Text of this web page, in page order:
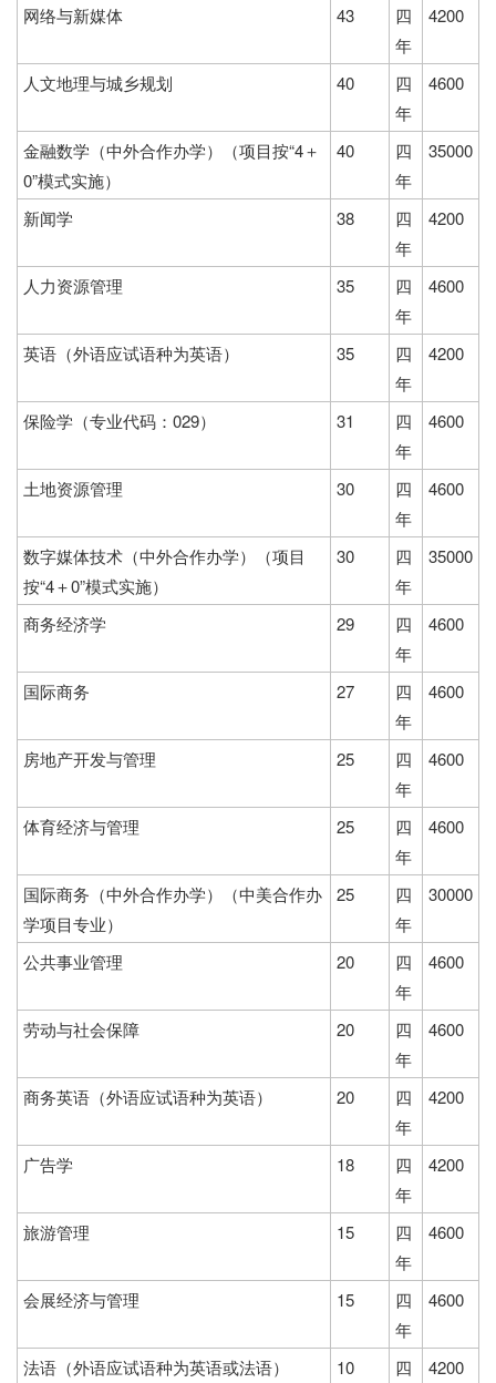
网络与新媒体 43
四
年
4200
人文地理与城乡规划 40
四
年
4600
金融数学（中外合作办学）（项目按“4＋
0”模式实施）
40
四
年
35000
新闻学 38
四
年
4200
人力资源管理 35
四
年
4600
英语（外语应试语种为英语） 35
四
年
4200
保险学（专业代码：029） 31
四
年
4600
土地资源管理 30
四
年
4600
数字媒体技术（中外合作办学）（项目
按“4＋0”模式实施）
30
四
年
35000
商务经济学 29
四
年
4600
国际商务 27
四
年
4600
房地产开发与管理 25
四
年
4600
体育经济与管理 25
四
年
4600
国际商务（中外合作办学）（中美合作办
学项目专业）
25
四
年
30000
公共事业管理 20
四
年
4600
劳动与社会保障 20
四
年
4600
商务英语（外语应试语种为英语） 20
四
年
4200
广告学 18
四
年
4200
旅游管理 15
四
年
4600
会展经济与管理 15
四
年
4600
法语（外语应试语种为英语或法语） 10 四 4200